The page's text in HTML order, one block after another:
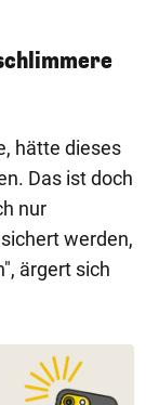
hätte dieses
Das ist doch
nur
werden,
ärgert sich